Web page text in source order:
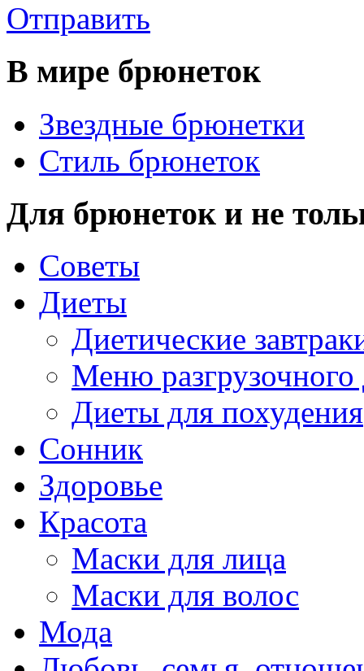
Отправить
В мире брюнеток
Звездные брюнетки
Стиль брюнеток
Для брюнеток и не
Советы
Диеты
Диетические
Меню разгрузочного
Диеты для похудения
Сонник
Здоровье
Красота
Маски для лица
Маски для волос
Мода